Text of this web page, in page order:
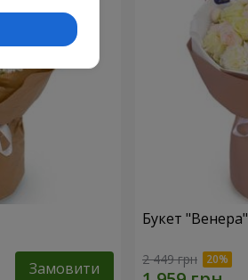
Замовити
Букет "Венера"
2 449 грн